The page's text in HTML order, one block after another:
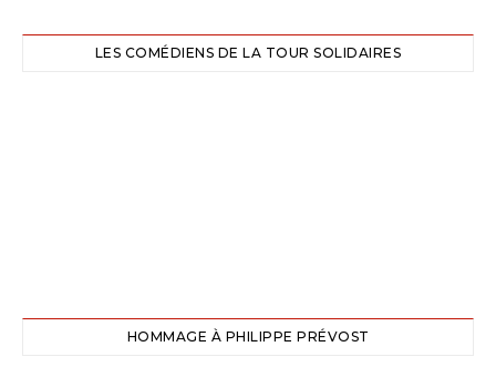
LES COMÉDIENS DE LA TOUR SOLIDAIRES
HOMMAGE À PHILIPPE PRÉVOST